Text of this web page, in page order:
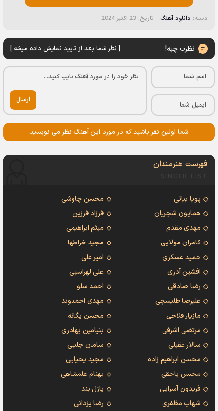
دسته: دانلود آهنگ تاریخ: 23 اکتبر 2024
نظرت چیه! [ نظر شما بعد از تایید نمایش داده میشه ]
ارسال
شما اولین نفر باشید که در مورد این آهنگ نظر می نویسید
فهرست هنرمندان
پویا بیاتی
محسن چاوشی
همایون شجریان
فرزاد فرزین
مهدی مقدم
میثم ابراهیمی
کامران مولایی
مجید خراطها
حمید عسکری
امیر علی
افشین آذری
علی لهراسبی
رضا صادقی
احمد سلو
علیرضا طلیسچی
مهدی احمدوند
مازیار فلاحی
محسن یگانه
مرتضی اشرفی
بنیامین بهادری
سالار عقیلی
سامان جلیلی
محسن ابراهیم زاده
مجید یحیایی
محسن یاحقی
بهنام علمشاهی
فریدون آسرایی
پازل بند
شهاب مظفری
رضا یزدانی